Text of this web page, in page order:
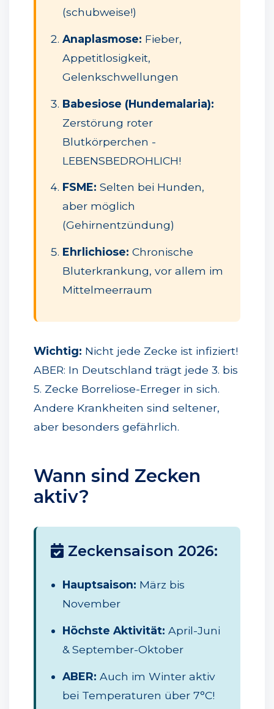
(schubweise!)
Anaplasmose: Fieber,
Appetitlosigkeit,
Gelenkschwellungen
Babesiose (Hundemalaria):
Zerstörung roter
Blutkörperchen -
LEBENSBEDROHLICH!
FSME: Selten bei Hunden,
aber möglich
(Gehirnentzündung)
Ehrlichiose: Chronische
Bluterkrankung, vor allem im
Mittelmeerraum
Wichtig: Nicht jede Zecke ist infiziert!
ABER: In Deutschland trägt jede 3. bis
5. Zecke Borreliose-Erreger in sich.
Andere Krankheiten sind seltener,
aber besonders gefährlich.
Wann sind Zecken
aktiv?
Zeckensaison 2026:
Hauptsaison: März bis
November
Höchste Aktivität: April-Juni
& September-Oktober
ABER: Auch im Winter aktiv
bei Temperaturen über 7°C!